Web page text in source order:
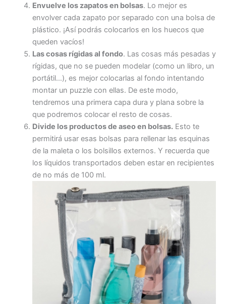
Envuelve los zapatos en bolsas. Lo mejor es
envolver cada zapato por separado con una bolsa de
plástico. ¡Así podrás colocarlos en los huecos que
queden vacíos!
Las cosas rígidas al fondo. Las cosas más pesadas y
rígidas, que no se pueden modelar (como un libro, un
portátil…), es mejor colocarlas al fondo intentando
montar un puzzle con ellas. De este modo,
tendremos una primera capa dura y plana sobre la
que podremos colocar el resto de cosas.
Divide los productos de aseo en bolsas.Esto te
permitirá usar esas bolsas para rellenar las esquinas
de la maleta o los bolsillos externos. Y recuerda que
los líquidos transportados deben estar en recipientes
de no más de 100 ml.